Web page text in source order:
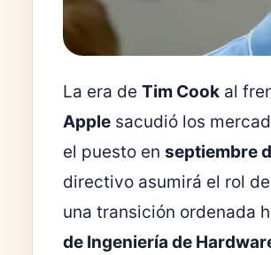
La era de Tim Cook al
Apple sacudió los
el puesto en septiembre
directivo asumirá el rol de
una transición ordenada
de Ingeniería de